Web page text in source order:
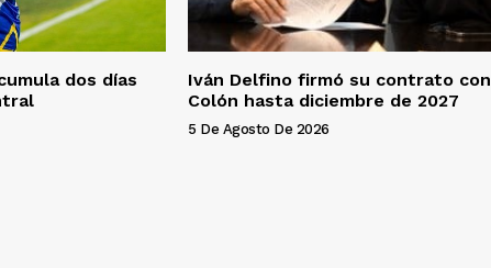
dos días
Iván Delfino firmó su contrato con
Colón hasta diciembre de 2027
5 De Agosto De 2026